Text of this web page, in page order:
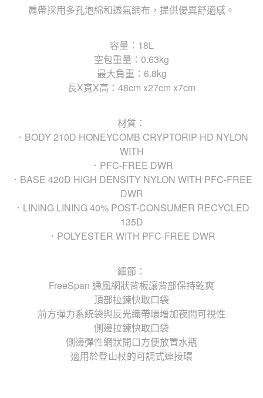
肩帶採用多孔泡綿和透氣網布，提供優異舒適感。
容量：18L
空包重量：0.63kg
最大負重：6.8kg
長X寬X高：48cm x27cm x7cm
材質：
．BODY 210D HONEYCOMB CRYPTORIP HD NYLON
WITH
．PFC-FREE DWR
．BASE 420D HIGH DENSITY NYLON WITH PFC-FREE
DWR
．LINING LINING 40% POST-CONSUMER RECYCLED
135D
．POLYESTER WITH PFC-FREE DWR
細節：
FreeSpan 通風網狀背板讓背部保持乾爽
頂部拉鍊快取口袋
前方彈力系統袋與反光織帶環增加夜間可視性
側邊拉鍊快取口袋
側邊彈性網狀開口方便放置水瓶
適用於登山杖的可調式連接環